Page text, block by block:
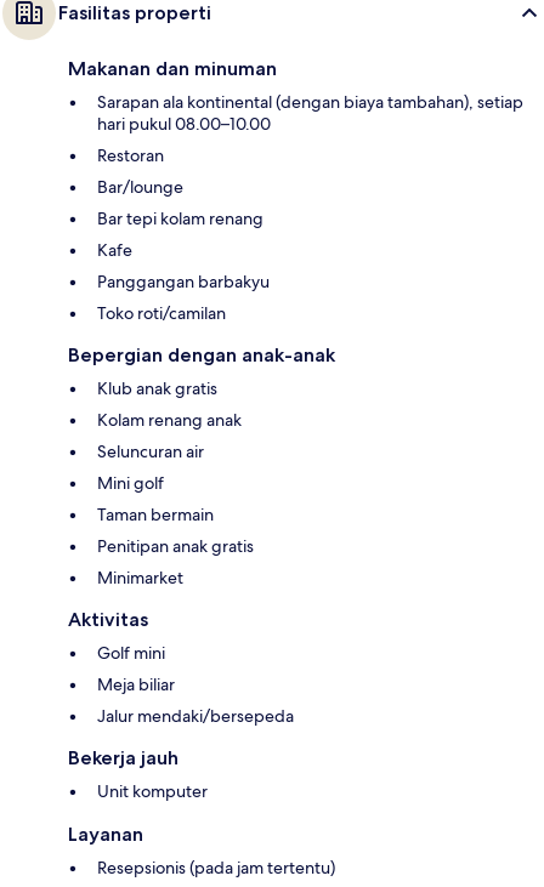
Fasilitas properti
Makanan dan minuman
Sarapan ala kontinental (dengan biaya tambahan), setiap
hari pukul 08.00–10.00
Restoran
Bar/lounge
Bar tepi kolam renang
Kafe
Panggangan barbakyu
Toko roti/camilan
Bepergian dengan anak-anak
Klub anak gratis
Kolam renang anak
Seluncuran air
Mini golf
Taman bermain
Penitipan anak gratis
Minimarket
Aktivitas
Golf mini
Meja biliar
Jalur mendaki/bersepeda
Bekerja jauh
Unit komputer
Layanan
Resepsionis (pada jam tertentu)